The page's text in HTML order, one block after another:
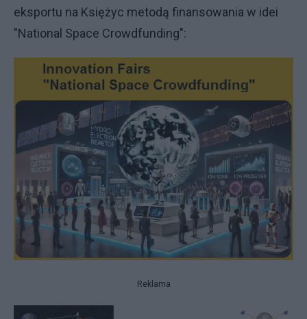
eksportu na Księżyc metodą finansowania w idei
"National Space Crowdfunding":
Reklama